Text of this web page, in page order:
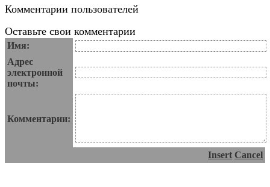
Комментарии пользователей
Оставьте свои комментарии
Имя:
Адрес
электронной
почты:
Комментарии:
Insert Cancel